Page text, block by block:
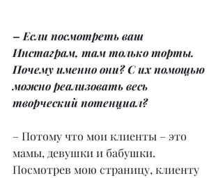
– Если посмотреть ваш
Инстаграм, там только торты.
Почему именно они? С их помощью
можно реализовать весь
творческий потенциал?
– Потому что мои клиенты – это
мамы, девушки и бабушки.
Посмотрев мою страницу, клиенту